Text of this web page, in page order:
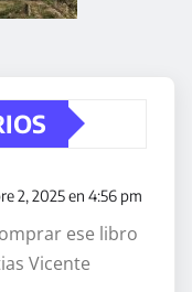
2, 2025 en 4:56 pm
ese libro
Vicente